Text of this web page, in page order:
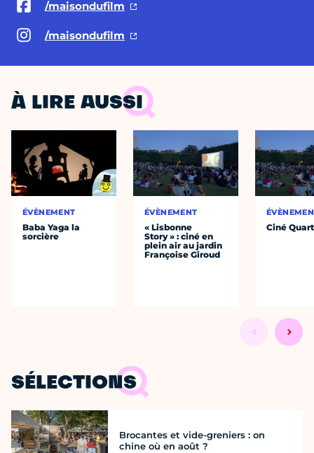
/maisondufilm
/maisondufilm
À LIRE AUSSI
ÉVÈNEMENT
Baba Yaga la
sorcière
ÉVÈNEMENT
« Lisbonne
Story » : ciné en
plein air au jardin
Françoise Giroud
Ciné
SÉLECTIONS
Brocantes et vide-greniers : on
chine où en août ?